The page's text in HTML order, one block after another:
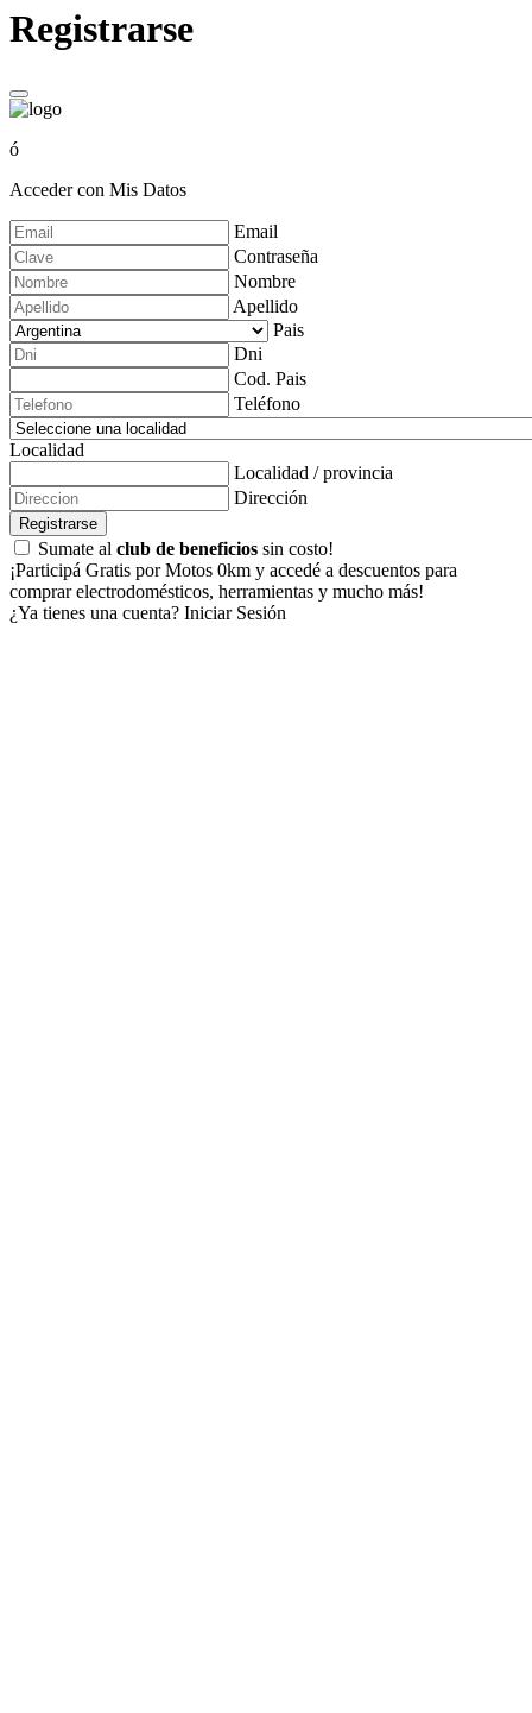
Registrarse
ó
Acceder con Mis Datos
Email
Contraseña
Nombre
Apellido
Pais
Dni
Cod. Pais
Teléfono
Localidad
Localidad / provincia
Dirección
Registrarse
Sumate al club de beneficios sin costo!
¡Participá Gratis por Motos 0km y accedé a descuentos para
comprar electrodomésticos, herramientas y mucho más!
¿Ya tienes una cuenta? Iniciar Sesión